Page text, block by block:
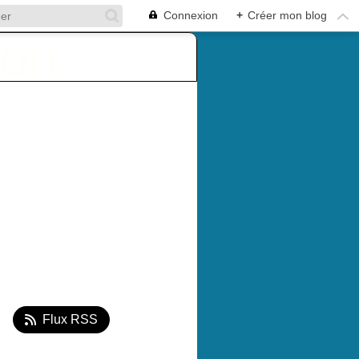
Connexion + Créer mon blog
Flux RSS